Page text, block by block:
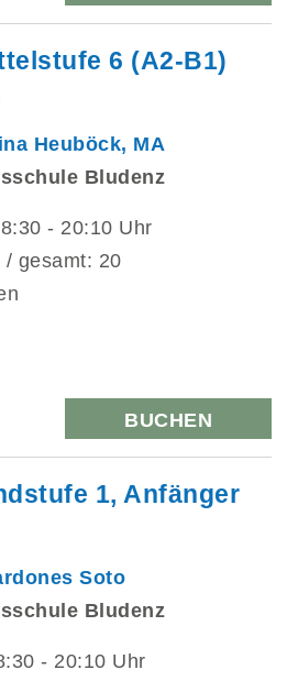
6 (A2-B1)
Heuböck, MA
Bludenz
- 20:10 Uhr
/ gesamt: 20
BUCHEN
1, Anfänger
Soto
Bludenz
- 20:10 Uhr